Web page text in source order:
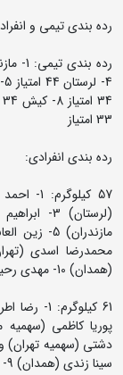
رده بندی تیمی و
33 امتیاز
رده بندی انفرادی:
(لرستان)
(همدان) 10- مهدی رحیمی (قزوین)
سینا زندی (همدان) 9- افشین رحمانی (قشم) 10- امیرعلی فریدی (سهمیه)